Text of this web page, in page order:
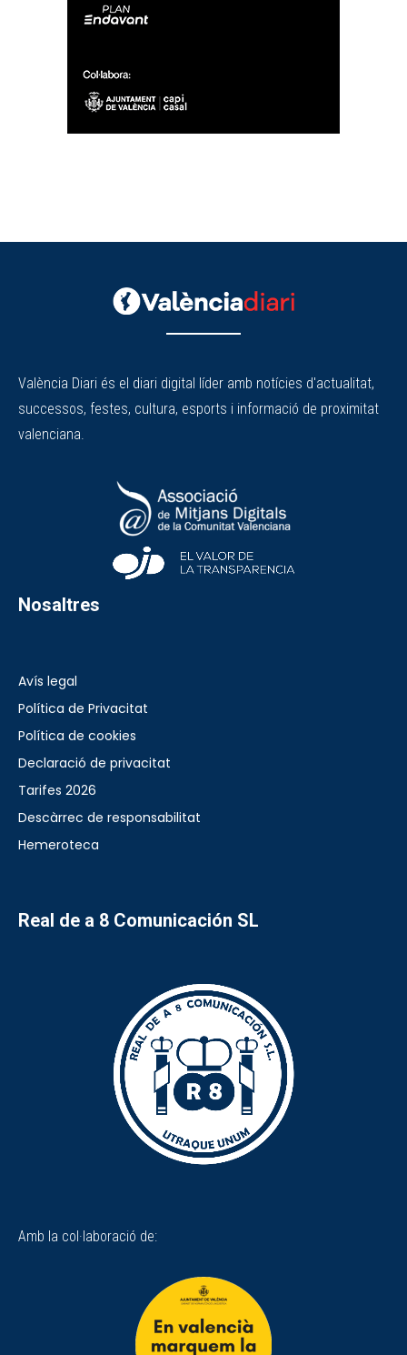
València Diari és el diari digital líder amb notícies d'actualitat,
successos, festes, cultura, esports i informació de proximitat
valenciana.
Nosaltres
Avís legal
Política de Privacitat
Política de cookies
Declaració de privacitat
Tarifes 2026
Descàrrec de responsabilitat
Hemeroteca
Real de a 8 Comunicación SL
Amb la col·laboració de: